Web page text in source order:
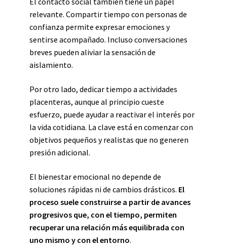
relevante. Compartir tiempo con personas de
confianza permite expresar emociones y
sentirse acompañado. Incluso conversaciones
breves pueden aliviar la sensación de
aislamiento.
Por otro lado, dedicar tiempo a actividades
placenteras, aunque al principio cueste
esfuerzo, puede ayudar a reactivar el interés por
la vida cotidiana. La clave está en comenzar con
objetivos pequeños y realistas que no generen
presión adicional.
El bienestar emocional no depende de
soluciones rápidas ni de cambios drásticos. El
proceso suele construirse a partir de avances
progresivos que, con el tiempo, permiten
recuperar una relación más equilibrada con
uno mismo y con el entorno.